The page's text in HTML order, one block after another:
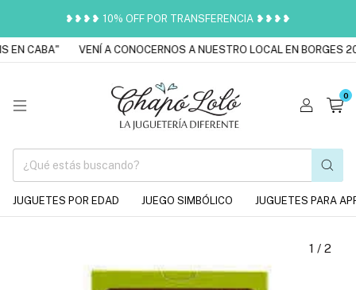
❥❥❥❥ 10% OFF POR TRANSFERENCIA ❥❥❥❥
EN CABA" VENÍ A CONOCERNOS A NUESTRO LOCAL EN BORGES
0
JUGUETES POR EDAD JUEGO SIMBÓLICO JUGUETES PARA
1 / 2